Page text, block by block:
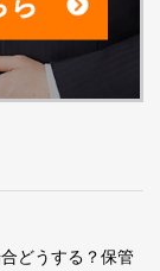
どうする？保管